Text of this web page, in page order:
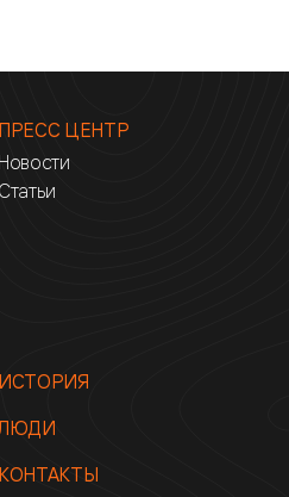
ПРЕСС ЦЕНТР
Новости
Статьи
ИСТОРИЯ
КОНТАКТЫ